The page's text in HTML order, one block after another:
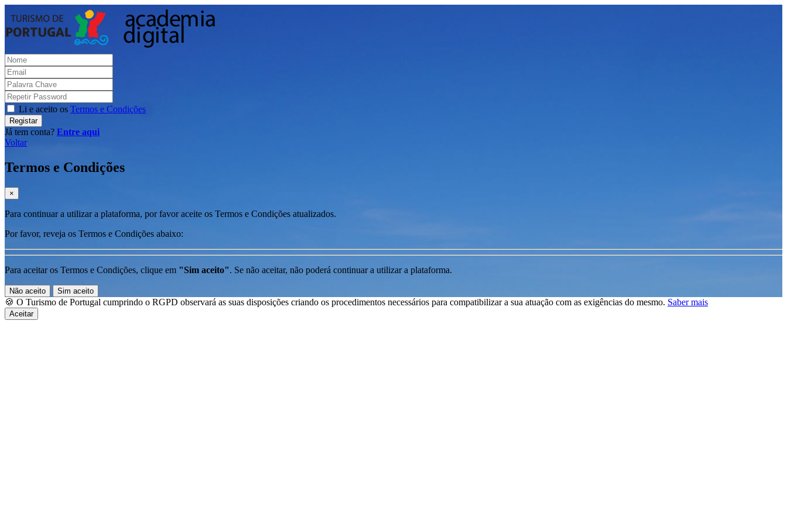
Li e aceito os Termos e Condições
Registar
Já tem conta? Entre aqui
Voltar
Termos e Condições
×
Para continuar a utilizar a plataforma, por favor aceite os Termos e Condições atualizados.
Por favor, reveja os Termos e Condições abaixo:
Para aceitar os Termos e Condições, clique em "Sim aceito". Se não aceitar, não poderá continuar a utilizar a plataforma.
Não aceito Sim aceito
🍪 O Turismo de Portugal cumprindo o RGPD observará as suas disposições criando os procedimentos necessários para compatibilizar a sua atuação com as exigências do mesmo. Saber mais
Aceitar